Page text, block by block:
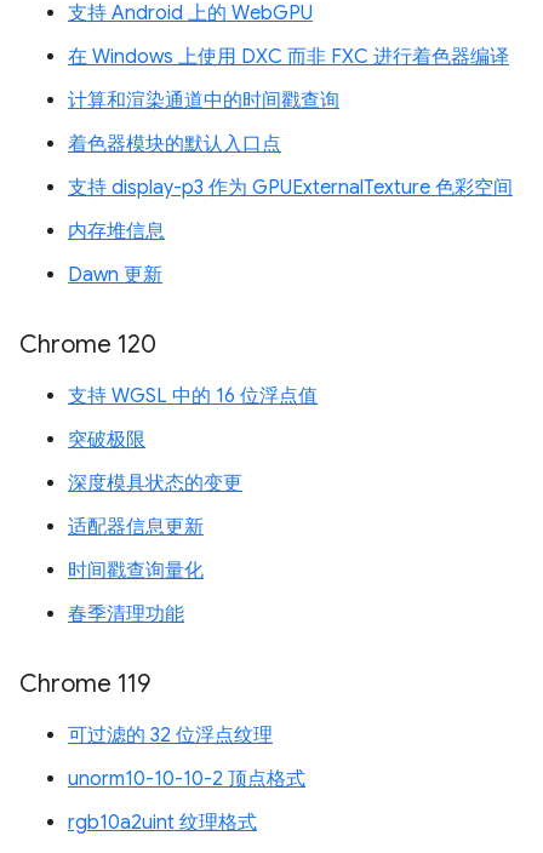
支持 Android 上的 WebGPU
在 Windows 上使用 DXC 而非 FXC 进行着色器编译
计算和渲染通道中的时间戳查询
着色器模块的默认入口点
支持 display-p3 作为 GPUExternalTexture 色彩空间
内存堆信息
Dawn 更新
Chrome 120
支持 WGSL 中的 16 位浮点值
突破极限
深度模具状态的变更
适配器信息更新
时间戳查询量化
春季清理功能
Chrome 119
可过滤的 32 位浮点纹理
unorm10-10-10-2 顶点格式
rgb10a2uint 纹理格式